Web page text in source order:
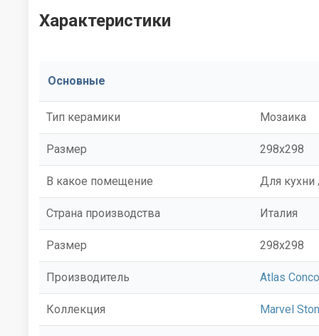
Характеристики
Основные
Тип керамики Мозаика
Размер 298x298
В какое помещение Для кухни
Страна производства Италия
Размер 298x298
Производитель Atlas
Коллекция Marvel